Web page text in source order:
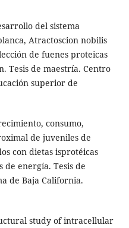
del sistema
Atractoscion nobilis
de fuenes proteicas
Tesis de maestría. Centro
superior de
consumo,
de juveniles de
con dietas isprotéicas
de energía. Tesis de
de Baja California.
study of intracellular